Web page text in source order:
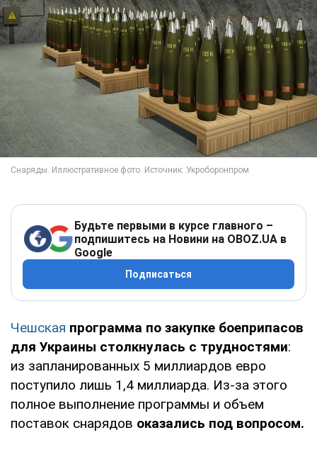
Будьте первыми в курсе главного –
подпишитесь на Новини на OBOZ.UA в
Google
Подписаться
Чешская программа по закупке боеприпасов
для Украины столкнулась с трудностями:
из запланированных 5 миллиардов евро
поступило лишь 1,4 миллиарда. Из-за этого
полное выполнение программы и объем
поставок снарядов оказались под вопросом.